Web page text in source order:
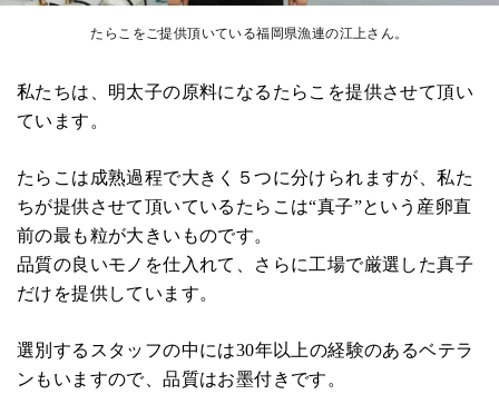
たらこをご提供頂いている福岡県漁連の江上さん。
私たちは、明太子の原料になるたらこを提供させて頂い
ています。
たらこは成熟過程で大きく５つに分けられますが、私た
ちが提供させて頂いているたらこは“真子”という産卵直
前の最も粒が大きいものです。
品質の良いモノを仕入れて、さらに工場で厳選した真子
だけを提供しています。
選別するスタッフの中には30年以上の経験のあるベテラ
ンもいますので、品質はお墨付きです。